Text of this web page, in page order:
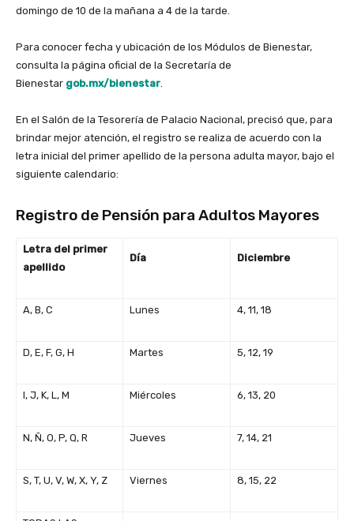
domingo de 10 de la mañana a 4 de la tarde.
Para conocer fecha y ubicación de los Módulos de Bienestar,
consulta la página oficial de la Secretaría de
Bienestar gob.mx/bienestar.
En el Salón de la Tesorería de Palacio Nacional, precisó que, para
brindar mejor atención, el registro se realiza de acuerdo con la
letra inicial del primer apellido de la persona adulta mayor, bajo el
siguiente calendario:
Registro de Pensión para Adultos Mayores
Letra del primer
apellido
Día Diciembre
A, B, C Lunes 4, 11, 18
D, E, F, G, H Martes 5, 12, 19
I, J, K, L, M Miércoles 6, 13, 20
N, Ñ, O, P, Q, R Jueves 7, 14, 21
S, T, U, V, W, X, Y, Z Viernes 8, 15, 22